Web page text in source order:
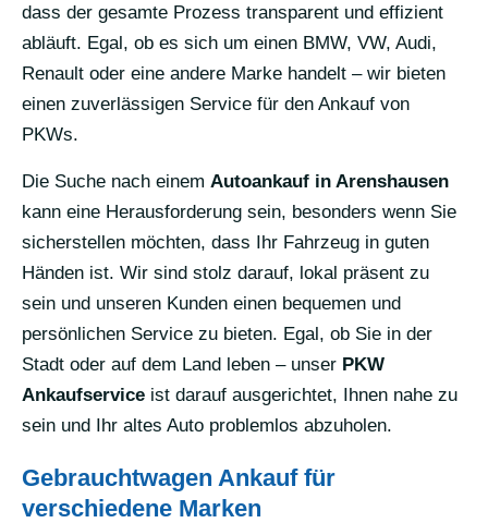
dass der gesamte Prozess transparent und effizient
abläuft. Egal, ob es sich um einen BMW, VW, Audi,
Renault oder eine andere Marke handelt – wir bieten
einen zuverlässigen Service für den Ankauf von
PKWs.
Die Suche nach einem Autoankauf in Arenshausen
kann eine Herausforderung sein, besonders wenn Sie
sicherstellen möchten, dass Ihr Fahrzeug in guten
Händen ist. Wir sind stolz darauf, lokal präsent zu
sein und unseren Kunden einen bequemen und
persönlichen Service zu bieten. Egal, ob Sie in der
Stadt oder auf dem Land leben – unser PKW
Ankaufservice ist darauf ausgerichtet, Ihnen nahe zu
sein und Ihr altes Auto problemlos abzuholen.
Gebrauchtwagen Ankauf für
verschiedene Marken